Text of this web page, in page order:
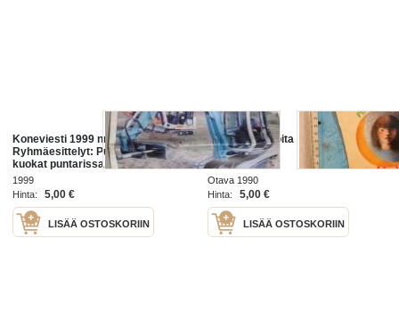
Koneviesti 1999 nr 21 -
Ryhmäesittelyt: Puimuri, Pikku-
kuokat puntarissa, "Pikku"
Saksalainen, Ohran kylvöntäkoe,
Marko Palomäen valinta
Aitosuorakylvö, ym.
1999
Hinta:
5,00 €
LISÄÄ OSTOSKORIIN
Pikku pikku noita
Otava 1990
Hinta:
5,00 €
LISÄÄ OSTOSKORIIN